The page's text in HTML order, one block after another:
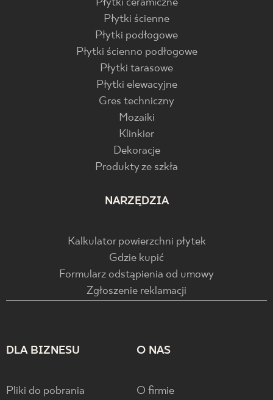
Płytki ceramiczne
Płytki ścienne
Płytki podłogowe
Płytki ścienno podłogowe
Płytki tarasowe
Płytki elewacyjne
Gres techniczny
Mozaiki
Klinkier
Dekoracje
Produkty ze szkła
NARZĘDZIA
Kalkulator powierzchni płytek
Gdzie kupić
Formularz odstąpienia od umowy
Zgłoszenie reklamacji
DLA BIZNESU
Pliki do pobrania
O NAS
O firmie